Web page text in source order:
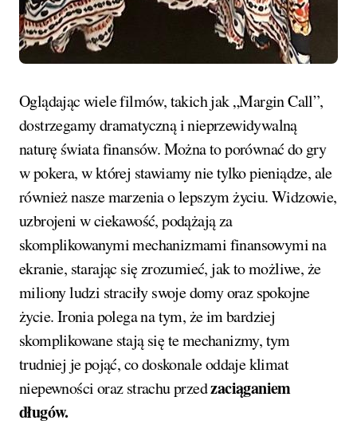
Oglądając wiele filmów, takich jak „Margin Call”,
dostrzegamy dramatyczną i nieprzewidywalną
naturę świata finansów. Można to porównać do gry
w pokera, w której stawiamy nie tylko pieniądze, ale
również nasze marzenia o lepszym życiu. Widzowie,
uzbrojeni w ciekawość, podążają za
skomplikowanymi mechanizmami finansowymi na
ekranie, starając się zrozumieć, jak to możliwe, że
miliony ludzi straciły swoje domy oraz spokojne
życie. Ironia polega na tym, że im bardziej
skomplikowane stają się te mechanizmy, tym
trudniej je pojąć, co doskonale oddaje klimat
niepewności oraz strachu przedzaciąganiem
długów.